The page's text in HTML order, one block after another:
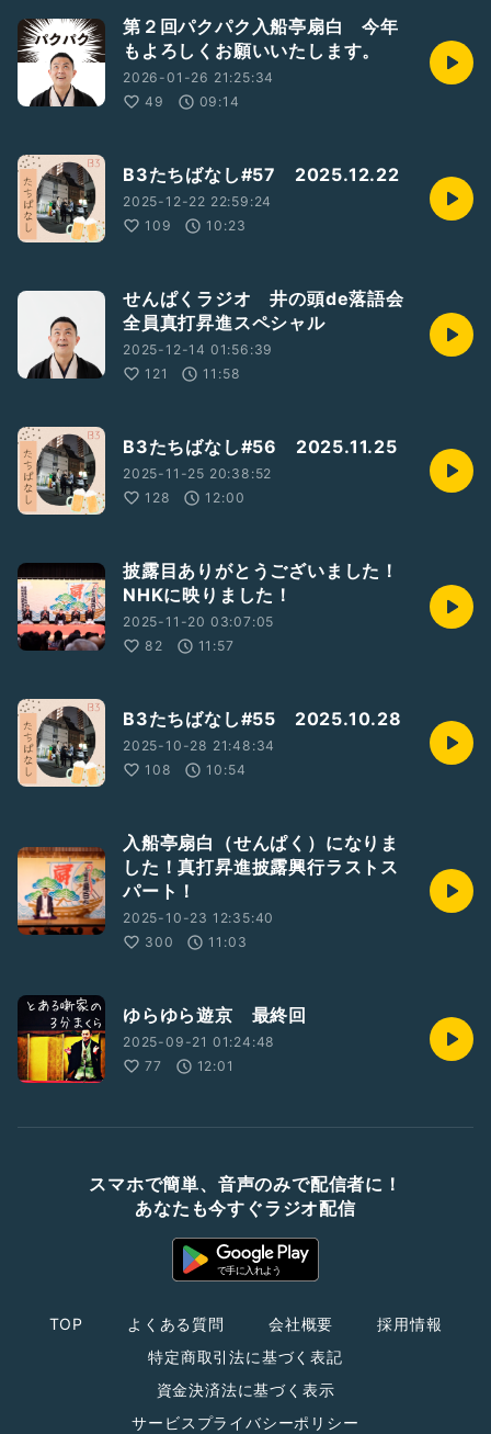
第２回パクパク入船亭扇白 今年
もよろしくお願いいたします。
2026-01-26 21:25:34
49
09:14
B3たちばなし#57 2025.12.22
2025-12-22 22:59:24
109
10:23
せんぱくラジオ 井の頭de落語会
全員真打昇進スペシャル
2025-12-14 01:56:39
121
11:58
B3たちばなし#56 2025.11.25
2025-11-25 20:38:52
128
12:00
披露目ありがとうございました！
NHKに映りました！
2025-11-20 03:07:05
82
11:57
B3たちばなし#55 2025.10.28
2025-10-28 21:48:34
108
10:54
入船亭扇白（せんぱく）になりま
した！真打昇進披露興行ラストス
パート！
2025-10-23 12:35:40
300
11:03
ゆらゆら遊京 最終回
2025-09-21 01:24:48
77
12:01
スマホで簡単、音声のみで配信者に！
あなたも今すぐラジオ配信
TOP よくある質問 会社概要
採用情報
特定商取引法に基づく表記
資金決済法に基づく表示
サービスプライバシーポリシー